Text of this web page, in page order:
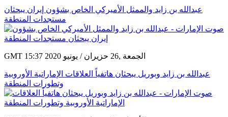
عبدالله بن زايد والممثل الأميركي الخاص بشؤون إيران يبحثان
مستجدات المنطقة
GMT 15:37 2020 الجمعة ,26 حزيران / يونيو
عبدالله بن زايد وبوريل يبحثان هاتفياً العلاقات الإماراتية الأوروبية
وتطورات المنطقة